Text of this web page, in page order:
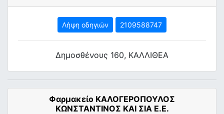
Λήψη οδηγιών 2109588747
Δημοσθένους 160, ΚΑΛΛΙΘΕΑ
Φαρμακείο ΚΑΛΟΓΕΡΟΠΟΥΛΟΣ
ΚΩΝΣΤΑΝΤΙΝΟΣ ΚΑΙ ΣΙΑ Ε.Ε.